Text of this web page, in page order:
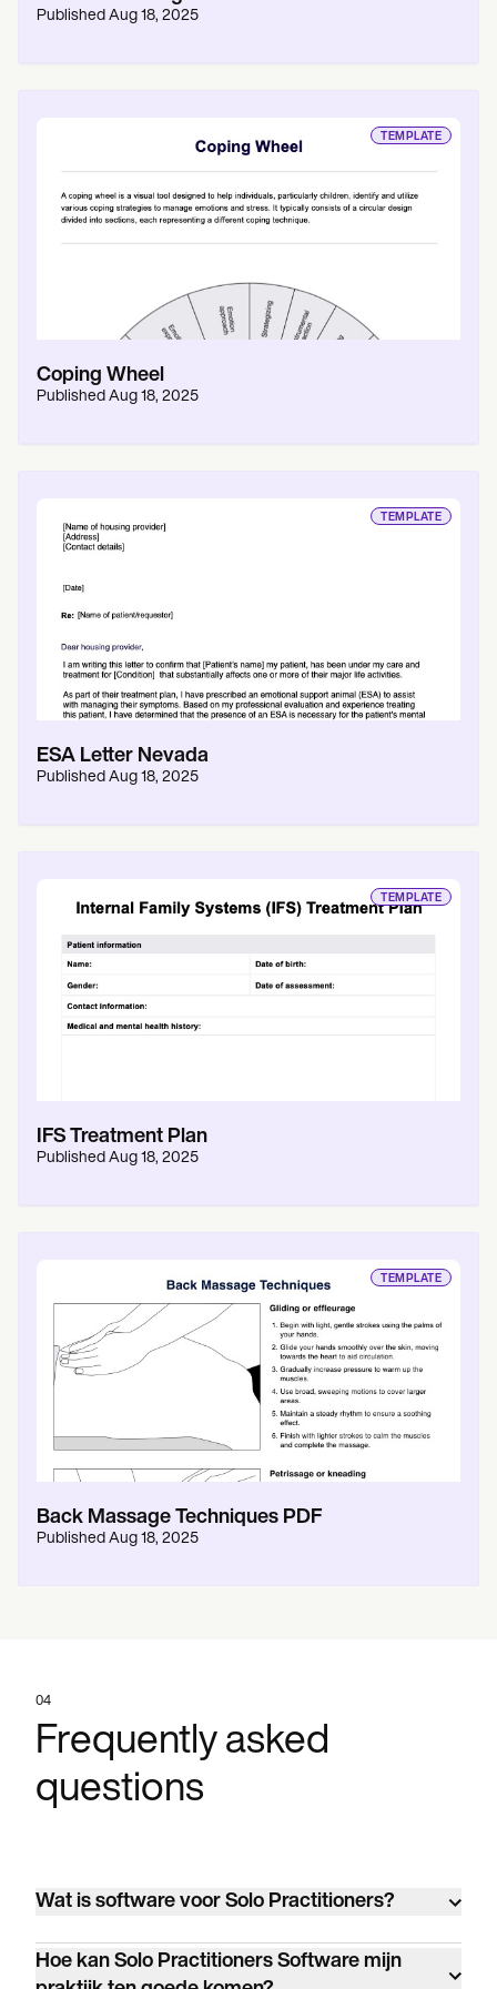
Published Aug 18, 2025
TEMPLATE
Coping Wheel
Published Aug 18, 2025
TEMPLATE
ESA Letter Nevada
Published Aug 18, 2025
TEMPLATE
IFS Treatment Plan
Published Aug 18, 2025
TEMPLATE
Back Massage Techniques PDF
Published Aug 18, 2025
04
Frequently asked
questions
Wat is software voor Solo Practitioners?
Solo Practitioners Software is een uitgebreide
tool die is ontworpen om praktijkbeheertaken
Hoe kan Solo Practitioners Software mijn